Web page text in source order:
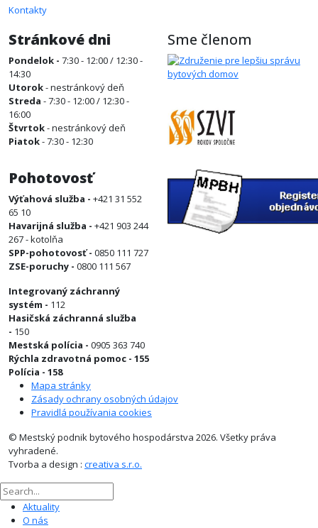
Kontakty
Stránkové dni
Pondelok - 7:30 - 12:00 / 12:30 -
14:30
Utorok- nestránkový deň
Streda - 7:30 - 12:00 / 12:30 -
16:00
Štvrtok- nestránkový deň
Piatok- 7:30 - 12:30
Pohotovosť
Výťahová služba - +421 31 552
65 10
Havarijná služba - +421 903 244
267 - kotolňa
SPP-pohotovosť - 0850 111 727
ZSE-poruchy - 0800 111 567
Integrovaný záchranný
systém - 112
Hasičská záchranná služba
- 150
Mestská polícia - 0905 363 740
Rýchla zdravotná pomoc - 155
Polícia - 158
Sme členom
Mapa stránky
Zásady ochrany osobných údajov
Pravidlá používania cookies
© Mestský podnik bytového hospodárstva 2026. Všetky práva
vyhradené.
Tvorba a design : creativa s.r.o.
Aktuality
O nás